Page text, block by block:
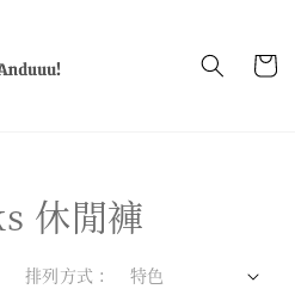
休閒褲
排列方式 :